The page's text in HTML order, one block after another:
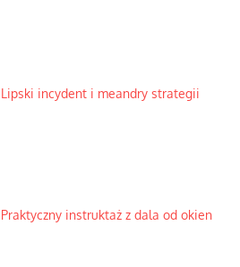
Lipski incydent i meandry strategii
Praktyczny instruktaż z dala od okien